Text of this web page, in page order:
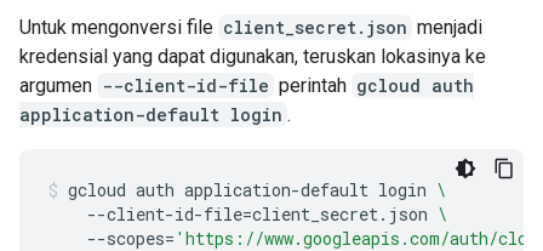
Untuk mengonversi file client_secret.json menjadi
kredensial yang dapat digunakan, teruskan lokasinya ke
argumen --client-id-file perintah gcloud auth
application-default login .
gcloud auth application-default login \
--client-id-file=client_secret.json \
--scopes= 'https://www.googleapis.com/auth/